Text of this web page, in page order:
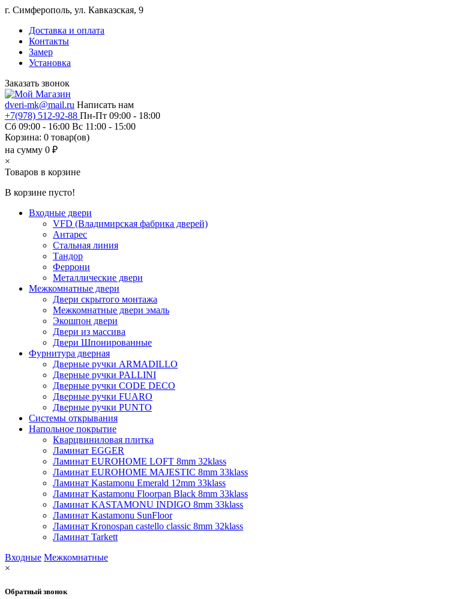
г. Симферополь, ул. Кавказская, 9
Доставка и оплата
Контакты
Замер
Установка
Заказать звонок
dveri-mk@mail.ru Написать нам
+7(978) 512-92-88 Пн-Пт 09:00 - 18:00
Сб 09:00 - 16:00 Вс 11:00 - 15:00
Корзина: 0 товар(ов)
на сумму 0 ₽
×
Товаров в корзине
В корзине пусто!
Входные двери
VFD (Владимирская фабрика дверей)
Антарес
Стальная линия
Тандор
Феррони
Металлические двери
Межкомнатные двери
Двери скрытого монтажа
Межкомнатные двери эмаль
Экошпон двери
Двери из массива
Двери Шпонированные
Фурнитура дверная
Дверные ручки ARMADILLO
Дверные ручки PALLINI
Дверные ручки CODE DECO
Дверные ручки FUARO
Дверные ручки PUNTO
Системы открывания
Напольное покрытие
Кварцвиниловая плитка
Ламинат EGGER
Ламинат EUROHOME LOFT 8mm 32klass
Ламинат EUROHOME MAJESTIC 8mm 33klass
Ламинат Kastamonu Emerald 12mm 33klass
Ламинат Kastamonu Floorpan Black 8mm 33klass
Ламинат KASTAMONU INDIGO 8mm 33klass
Ламинат Kastamonu SunFloor
Ламинат Kronospan castello classic 8mm 32klass
Ламинат Tarkett
Входные Межкомнатные
×
Обратный звонок